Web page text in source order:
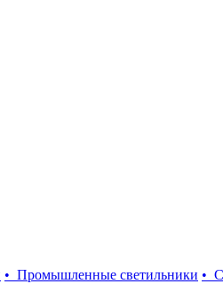
• Промышленные светильники •